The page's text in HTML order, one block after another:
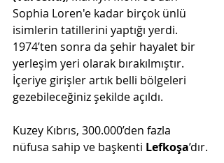
Sophia Loren'e kadar birçok ünlü
isimlerin tatillerini yaptığı yerdi.
1974’ten sonra da şehir hayalet bir
yerleşim yeri olarak bırakılmıştır.
İçeriye girişler artık belli bölgeleri
gezebileceğiniz şekilde açıldı.
Kuzey Kıbrıs, 300.000’den fazla
nüfusa sahip ve başkenti Lefkoşa’dır.